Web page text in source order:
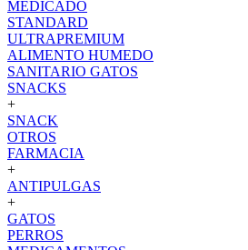
MEDICADO
STANDARD
ULTRAPREMIUM
ALIMENTO HUMEDO
SANITARIO GATOS
SNACKS
+
SNACK
OTROS
FARMACIA
+
ANTIPULGAS
+
GATOS
PERROS